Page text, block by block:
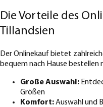
Die Vorteile des
Tillandsien
Der Onlinekauf bietet
bequem nach Hause bestellen
Große Auswahl:
Größen
Komfort:Auswahl und